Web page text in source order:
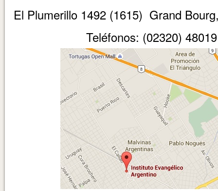
El Plumerillo 1492 (1615) Grand
Teléfonos: (02320)